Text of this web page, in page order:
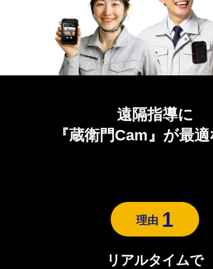
遠隔指導に
『蔵衛門Cam』が最
理由 1
リアルタイムで